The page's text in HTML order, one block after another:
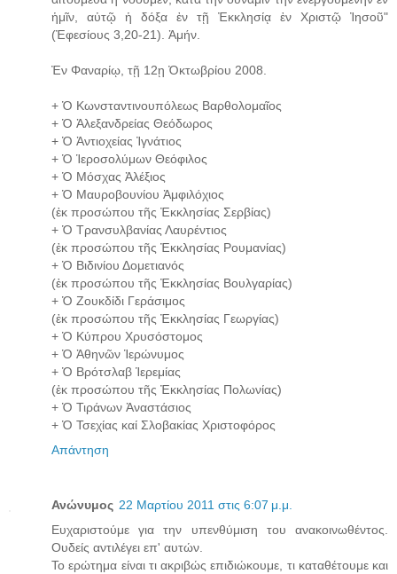
ἡμῖν, αὐτῷ ἡ δόξα ἐν τῇ Ἐκκλησίᾳ ἐν Χριστῷ Ἰησοῦ"
(Ἐφεσίους 3,20-21). Ἀμήν.
Ἐν Φαναρίῳ, τῇ 12ῃ Ὀκτωβρίου 2008.
+ Ὁ Κωνσταντινουπόλεως Βαρθολομαῖος
+ Ὁ Ἀλεξανδρείας Θεόδωρος
+ Ὁ Ἀντιοχείας Ἰγνάτιος
+ Ὁ Ἱεροσολύμων Θεόφιλος
+ Ὁ Μόσχας Ἀλέξιος
+ Ὁ Μαυροβουνίου Ἀμφιλόχιος
(ἐκ προσώπου τῆς Ἐκκλησίας Σερβίας)
+ Ὁ Τρανσυλβανίας Λαυρέντιος
(ἐκ προσώπου τῆς Ἐκκλησίας Ρουμανίας)
+ Ὁ Βιδινίου Δομετιανός
(ἐκ προσώπου τῆς Ἐκκλησίας Βουλγαρίας)
+ Ὁ Ζουκδίδι Γεράσιμος
(ἐκ προσώπου τῆς Ἐκκλησίας Γεωργίας)
+ Ὁ Κύπρου Χρυσόστομος
+ Ὁ Ἀθηνῶν Ἱερώνυμος
+ Ὁ Βρότσλαβ Ἱερεμίας
(ἐκ προσώπου τῆς Ἐκκλησίας Πολωνίας)
+ Ὁ Τιράνων Ἀναστάσιος
+ Ὁ Τσεχίας καί Σλοβακίας Χριστοφόρος
Απάντηση
Ανώνυμος 22 Μαρτίου 2011 στις 6:07 μ.μ.
Ευχαριστούμε για την υπενθύμιση του ανακοινωθέντος.
Ουδείς αντιλέγει επ' αυτών.
Το ερώτημα είναι τι ακριβώς επιδιώκουμε, τι καταθέτουμε και